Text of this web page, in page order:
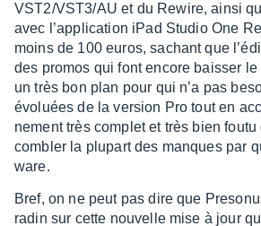
VST2/VST3/AU et du Rewire, ainsi
avec l’ap­pli­ca­tion iPad Studio One
moins de 100 euros, sachant que
des promos qui font encore bais­ser
un très bon plan pour qui n’a pas
évoluées de la version Pro tout en
ne­ment très complet et très bien foutu
combler la plupart des manques par
ware.
Bref, on ne peut pas dire que
radin sur cette nouvelle mise à jour